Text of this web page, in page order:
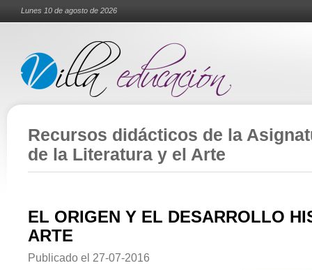
Lunes 10 de agosto de 2026
Recursos didácticos de la
de la Literatura y el Arte
EL ORIGEN Y EL DESARROLLO
ARTE
Publicado el 27-07-2016